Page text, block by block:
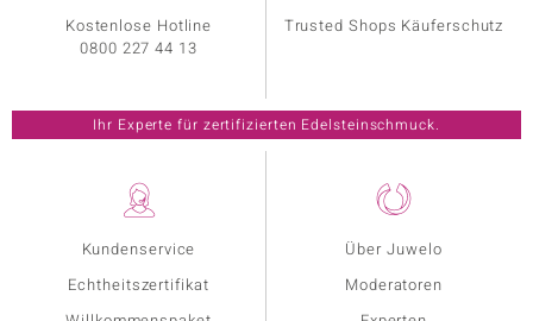
Kundenservice
Echtheitszertifikat
Über Juwelo
Moderatoren
Kostenlose Hotline
0800 227 44 13
Trusted Shops Käuferschutz
Ihr Experte für zertifizierten Edelsteinschmuck.